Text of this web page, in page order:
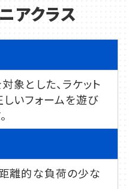
アクラス
とした、ラケット
いフォームを遊び
離的な負荷の少な